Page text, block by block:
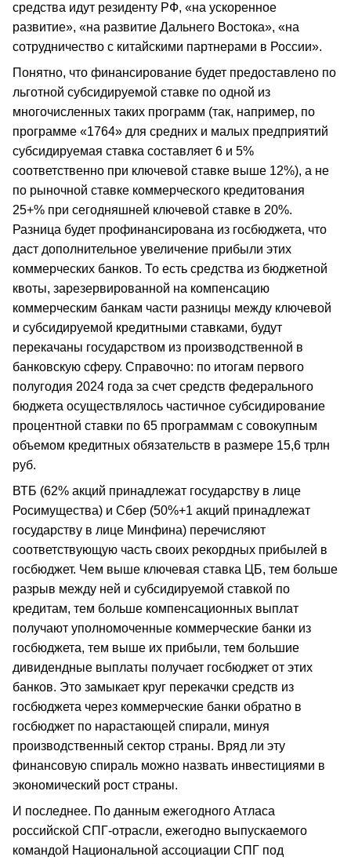
средства идут резиденту РФ, «на ускоренное
развитие», «на развитие Дальнего Востока», «на
сотрудничество с китайскими партнерами в России».
Понятно, что финансирование будет предоставлено по
льготной субсидируемой ставке по одной из
многочисленных таких программ (так, например, по
программе «1764» для средних и малых предприятий
субсидируемая ставка составляет 6 и 5%
соответственно при ключевой ставке выше 12%), а не
по рыночной ставке коммерческого кредитования
25+% при сегодняшней ключевой ставке в 20%.
Разница будет профинансирована из госбюджета, что
даст дополнительное увеличение прибыли этих
коммерческих банков. То есть средства из бюджетной
квоты, зарезервированной на компенсацию
коммерческим банкам части разницы между ключевой
и субсидируемой кредитными ставками, будут
перекачаны государством из производственной в
банковскую сферу. Справочно: по итогам первого
полугодия 2024 года за счет средств федерального
бюджета осуществлялось частичное субсидирование
процентной ставки по 65 программам с совокупным
объемом кредитных обязательств в размере 15,6 трлн
руб.
ВТБ (62% акций принадлежат государству в лице
Росимущества) и Сбер (50%+1 акций принадлежат
государству в лице Минфина) перечисляют
соответствующую часть своих рекордных прибылей в
госбюджет. Чем выше ключевая ставка ЦБ, тем больше
разрыв между ней и субсидируемой ставкой по
кредитам, тем больше компенсационных выплат
получают уполномоченные коммерческие банки из
госбюджета, тем выше их прибыли, тем большие
дивидендные выплаты получает госбюджет от этих
банков. Это замыкает круг перекачки средств из
госбюджета через коммерческие банки обратно в
госбюджет по нарастающей спирали, минуя
производственный сектор страны. Вряд ли эту
финансовую спираль можно назвать инвестициями в
экономический рост страны.
И последнее. По данным ежегодного Атласа
российской СПГ-отрасли, ежегодно выпускаемого
командой Национальной ассоциации СПГ под